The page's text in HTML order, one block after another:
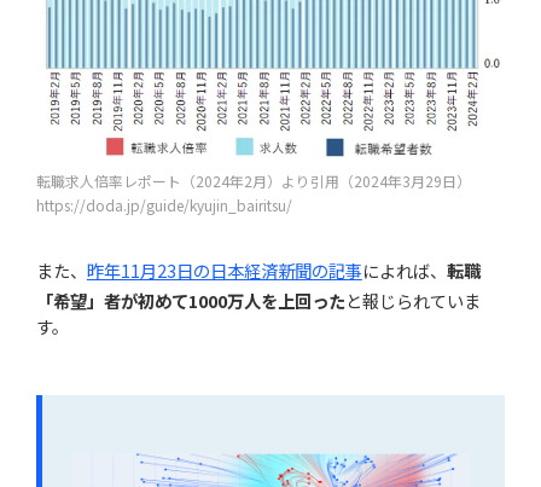
転職求人倍率レポート（2024年2月）より引用（2024年3月29日）
https://doda.jp/guide/kyujin_bairitsu/
また、 昨年11月23日の日本経済新聞の記事によれば、 転職
「希望」者が初めて1000万人を上回ったと報じられていま
す。